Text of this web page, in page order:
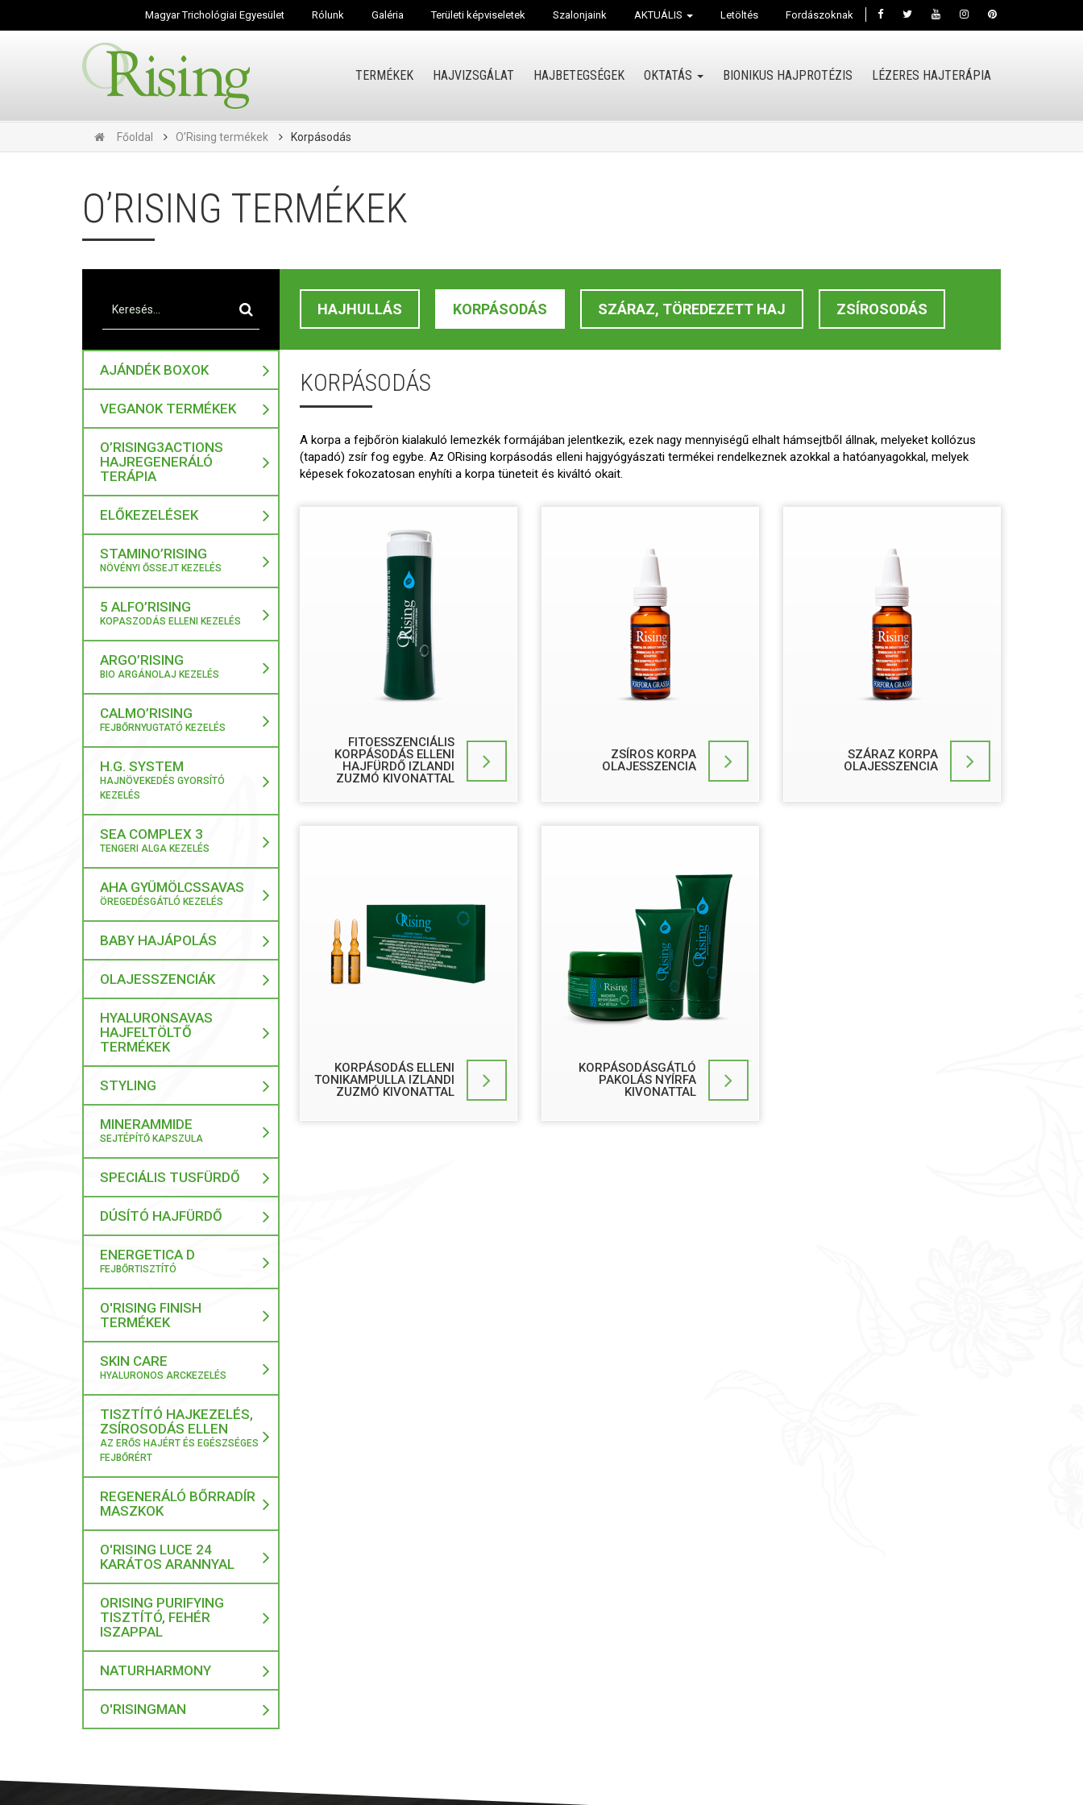
Magyar Trichológiai Egyesület Rólunk Galéria Területi képviseletek Szalonjaink AKTUÁLIS Letöltés Fordászoknak
TERMÉKEK HAJVIZSGÁLAT HAJBETEGSÉGEK OKTATÁS BIONIKUS HAJPROTÉZIS LÉZERES HAJTERÁPIA
Főoldal O’Rising termékek Korpásodás
O’RISING TERMÉKEK
HAJHULLÁS KORPÁSODÁS SZÁRAZ, TÖREDEZETT HAJ ZSÍROSODÁS
AJÁNDÉK BOXOK
VEGANOK TERMÉKEK
O’RISING3ACTIONS
HAJREGENERÁLÓ
TERÁPIA
ELŐKEZELÉSEK
STAMINO’RISING
NÖVÉNYI ŐSSEJT KEZELÉS
5 ALFO’RISING
KOPASZODÁS ELLENI KEZELÉS
ARGO’RISING
BIO ARGÁNOLAJ KEZELÉS
CALMO’RISING
FEJBŐRNYUGTATÓ KEZELÉS
H.G. SYSTEM
HAJNÖVEKEDÉS GYORSÍTÓ
KEZELÉS
SEA COMPLEX 3
TENGERI ALGA KEZELÉS
AHA GYÜMÖLCSSAVAS
ÖREGEDÉSGÁTLÓ KEZELÉS
BABY HAJÁPOLÁS
OLAJESSZENCIÁK
HYALURONSAVAS
HAJFELTÖLTŐ
TERMÉKEK
STYLING
MINERAMMIDE
SEJTÉPÍTŐ KAPSZULA
SPECIÁLIS TUSFÜRDŐ
DÚSÍTÓ HAJFÜRDŐ
ENERGETICA D
FEJBŐRTISZTÍTÓ
O'RISING FINISH
TERMÉKEK
SKIN CARE
HYALURONOS ARCKEZELÉS
TISZTÍTÓ HAJKEZELÉS,
ZSÍROSODÁS ELLEN
AZ ERŐS HAJÉRT ÉS EGÉSZSÉGES
FEJBŐRÉRT
REGENERÁLÓ BŐRRADÍR
MASZKOK
O'RISING LUCE 24
KARÁTOS ARANNYAL
ORISING PURIFYING
TISZTÍTÓ, FEHÉR
ISZAPPAL
NATURHARMONY
O'RISINGMAN
KORPÁSODÁS
A korpa a fejbőrön kialakuló lemezkék formájában jelentkezik, ezek nagy mennyiségű elhalt hámsejtből állnak, melyeket kollózus
(tapadó) zsír fog egybe. Az ORising korpásodás elleni hajgyógyászati termékei rendelkeznek azokkal a hatóanyagokkal, melyek
képesek fokozatosan enyhíti a korpa tüneteit és kiváltó okait.
FITOESSZENCIÁLIS
KORPÁSODÁS ELLENI
HAJFÜRDŐ IZLANDI
ZUZMÓ KIVONATTAL
ZSÍROS KORPA
OLAJESSZENCIA
SZÁRAZ KORPA
OLAJESSZENCIA
KORPÁSODÁS ELLENI
TONIKAMPULLA IZLANDI
ZUZMÓ KIVONATTAL
KORPÁSODÁSGÁTLÓ
PAKOLÁS NYÍRFA
KIVONATTAL